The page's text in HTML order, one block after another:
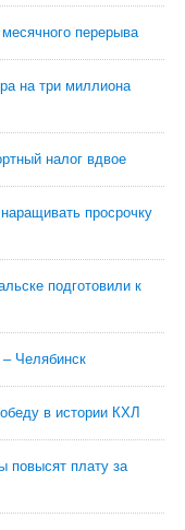
перерыва
на три миллиона
налог вдвое
просрочку
подготовили к
Челябинск
в истории КХЛ
повысят плату за